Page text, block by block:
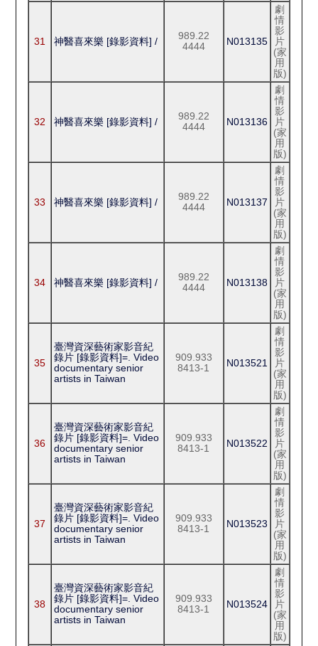
31 神醫喜來樂 [錄影資料] /
989.22
4444
N013135
劇
情
影
片
(家
用
版)
32 神醫喜來樂 [錄影資料] /
989.22
4444
N013136
劇
情
影
片
(家
用
版)
33 神醫喜來樂 [錄影資料] /
989.22
4444
N013137
劇
情
影
片
(家
用
版)
34 神醫喜來樂 [錄影資料] /
989.22
4444
N013138
劇
情
影
片
(家
用
版)
35
臺灣資深藝術家影音紀
錄片 [錄影資料]=. Video
documentary senior
artists in Taiwan
909.933
8413-1
N013521
劇
情
影
片
(家
用
版)
36
臺灣資深藝術家影音紀
錄片 [錄影資料]=. Video
documentary senior
artists in Taiwan
909.933
8413-1
N013522
劇
情
影
片
(家
用
版)
37
臺灣資深藝術家影音紀
錄片 [錄影資料]=. Video
documentary senior
artists in Taiwan
909.933
8413-1
N013523
劇
情
影
片
(家
用
版)
38
臺灣資深藝術家影音紀
錄片 [錄影資料]=. Video
documentary senior
artists in Taiwan
909.933
8413-1
N013524
劇
情
影
片
(家
用
版)